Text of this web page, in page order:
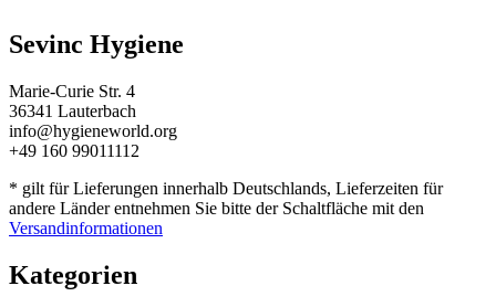
Sevinc Hygiene
Marie-Curie Str. 4
36341 Lauterbach
info@hygieneworld.org
+49 160 99011112
* gilt für Lieferungen innerhalb Deutschlands, Lieferzeiten für
andere Länder entnehmen Sie bitte der Schaltfläche mit den
Versandinformationen
Kategorien